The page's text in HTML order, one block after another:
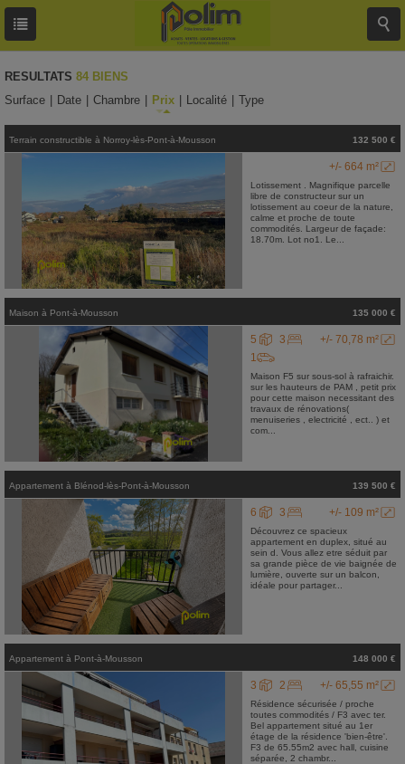
RESULTATS 84 BIENS
Surface
Date Chambre Prix Localité Type
Terrain constructible à Norroy-lès-Pont-à-Mousson 132 500 €
+/- 664 m²
Lotissement . Magnifique parcelle
libre de constructeur sur un
lotissement au coeur de la nature,
calme et proche de toute
commodités. Largeur de façade:
18.70m. Lot no1. Le...
Maison à Pont-à-Mousson 135 000 €
+/- 70,78 m²
5
3
1
Maison F5 sur sous-sol à rafraichir.
sur les hauteurs de PAM , petit prix
pour cette maison necessitant des
travaux de rénovations(
menuiseries , electricité , ect.. ) et
com...
Appartement à Blénod-lès-Pont-à-Mousson 139 500 €
+/- 109 m²
6 3
Découvrez ce spacieux
appartement en duplex, situé au
sein d. Vous allez etre séduit par
sa grande pièce de vie baignée de
lumière, ouverte sur un balcon,
idéale pour partager...
Appartement à Pont-à-Mousson 148 000 €
+/- 65,55 m²
3 2
Résidence sécurisée / proche
toutes commodités / F3 avec ter.
Bel appartement situé au 1er
étage de la résidence 'bien-être'.
F3 de 65.55m2 avec hall, cuisine
séparée, 2 chambr...